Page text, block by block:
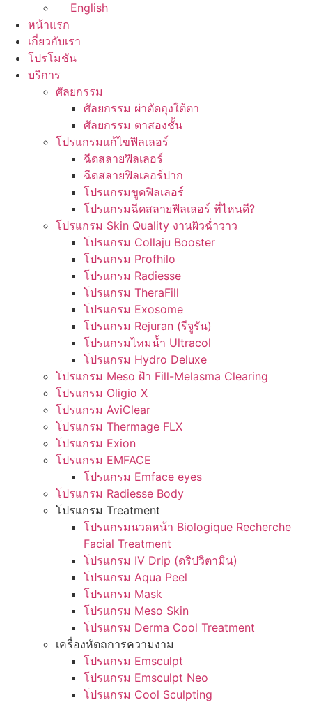
English
หน้าแรก
เกี่ยวกับเรา
โปรโมชัน
บริการ
ศัลยกรรม
ศัลยกรรม ผ่าตัดถุงใต้ตา
ศัลยกรรม ตาสองชั้น
โปรแกรมแก้ไขฟิลเลอร์
ฉีดสลายฟิลเลอร์
ฉีดสลายฟิลเลอร์ปาก
โปรแกรมขูดฟิลเลอร์
โปรแกรมฉีดสลายฟิลเลอร์ ที่ไหนดี?
โปรแกรม Skin Quality งานผิวฉ่ำวาว
โปรแกรม Collaju Booster
โปรแกรม Profhilo
โปรแกรม Radiesse
โปรแกรม TheraFill
โปรแกรม Exosome
โปรแกรม Rejuran (รีจูรัน)
โปรแกรมไหมน้ำ Ultracol
โปรแกรม Hydro Deluxe
โปรแกรม Meso ฝ้า Fill-Melasma Clearing
โปรแกรม Oligio X
โปรแกรม AviClear
โปรแกรม Thermage FLX
โปรแกรม Exion
โปรแกรม EMFACE
โปรแกรม Emface eyes
โปรแกรม Radiesse Body
โปรแกรม Treatment
โปรแกรมนวดหน้า Biologique Recherche
Facial Treatment
โปรแกรม IV Drip (ดริปวิตามิน)
โปรแกรม Aqua Peel
โปรแกรม Mask
โปรแกรม Meso Skin
โปรแกรม Derma Cool Treatment
เครื่องหัตถการความงาม
โปรแกรม Emsculpt
โปรแกรม Emsculpt Neo
โปรแกรม Cool Sculpting